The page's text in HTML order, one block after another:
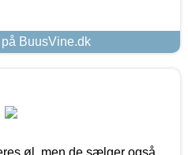
BuusVine.dk
øl, men de sælger også